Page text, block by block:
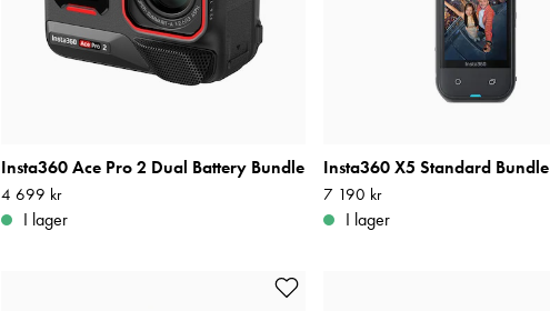
Insta360 Ace Pro 2 Dual Battery Bundle
Pris:4 699 kr
4 699 kr
I lager
Insta360 X5 Standard Bundle
Pris:7 190 kr
7 190 kr
I lager